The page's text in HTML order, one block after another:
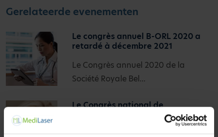
Gerelateerde evenementen
Le congrès annuel B-ORL 2020 a
retardé à décembre 2021
Le Congrès annuel 2020 de la
Société Royale Bel...
Le Congrès national de
gynécologie retardé au 1er octobre